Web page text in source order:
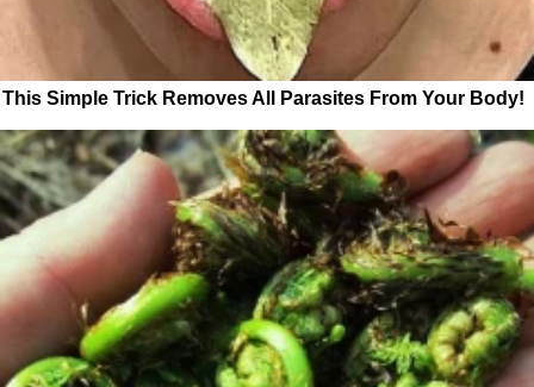
This Simple Trick Removes All Parasites From Your Body!